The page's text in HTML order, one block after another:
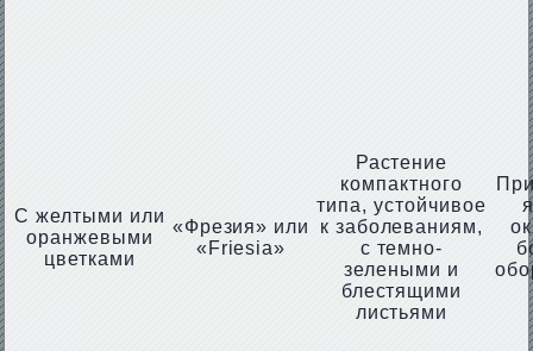
С желтыми или
оранжевыми
цветками
«Фрезия» или
«Friesia»
Растение
компактного
типа, устойчивое
к заболеваниям,
с темно-
зелеными и
блестящими
листьями